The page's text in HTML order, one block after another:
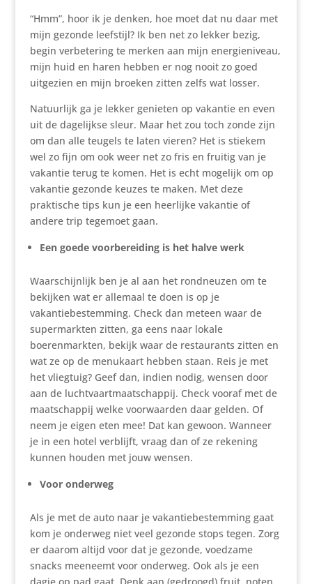
“Hmm”, hoor ik je denken, hoe moet dat nu daar met
mijn gezonde leefstijl? Ik ben net zo lekker bezig,
begin verbetering te merken aan mijn energieniveau,
mijn huid en haren hebben er nog nooit zo goed
uitgezien en mijn broeken zitten zelfs wat losser.
Natuurlijk ga je lekker genieten op vakantie en even
uit de dagelijkse sleur. Maar het zou toch zonde zijn
om dan alle teugels te laten vieren? Het is stiekem
wel zo fijn om ook weer net zo fris en fruitig van je
vakantie terug te komen. Het is echt mogelijk om op
vakantie gezonde keuzes te maken. Met deze
praktische tips kun je een heerlijke vakantie of
andere trip tegemoet gaan.
Een goede voorbereiding is het halve werk
Waarschijnlijk ben je al aan het rondneuzen om te
bekijken wat er allemaal te doen is op je
vakantiebestemming. Check dan meteen waar de
supermarkten zitten, ga eens naar lokale
boerenmarkten, bekijk waar de restaurants zitten en
wat ze op de menukaart hebben staan. Reis je met
het vliegtuig? Geef dan, indien nodig, wensen door
aan de luchtvaartmaatschappij. Check vooraf met de
maatschappij welke voorwaarden daar gelden. Of
neem je eigen eten mee! Dat kan gewoon. Wanneer
je in een hotel verblijft, vraag dan of ze rekening
kunnen houden met jouw wensen.
Voor onderweg
Als je met de auto naar je vakantiebestemming gaat
kom je onderweg niet veel gezonde stops tegen. Zorg
er daarom altijd voor dat je gezonde, voedzame
snacks meeneemt voor onderweg. Ook als je een
dagje op pad gaat. Denk aan (gedroogd) fruit, noten,